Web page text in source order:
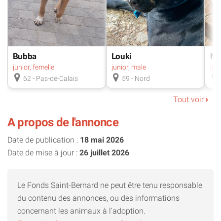
Bubba
junior, femelle
62 - Pas-de-Calais
Louki
junior, male
59 - Nord
Tout voir
A propos de l'annonce
Date de publication : 18 mai 2026
Date de mise à jour : 26 juillet 2026
Le Fonds Saint-Bernard ne peut être tenu responsable
du contenu des annonces, ou des informations
concernant les animaux à l’adoption.